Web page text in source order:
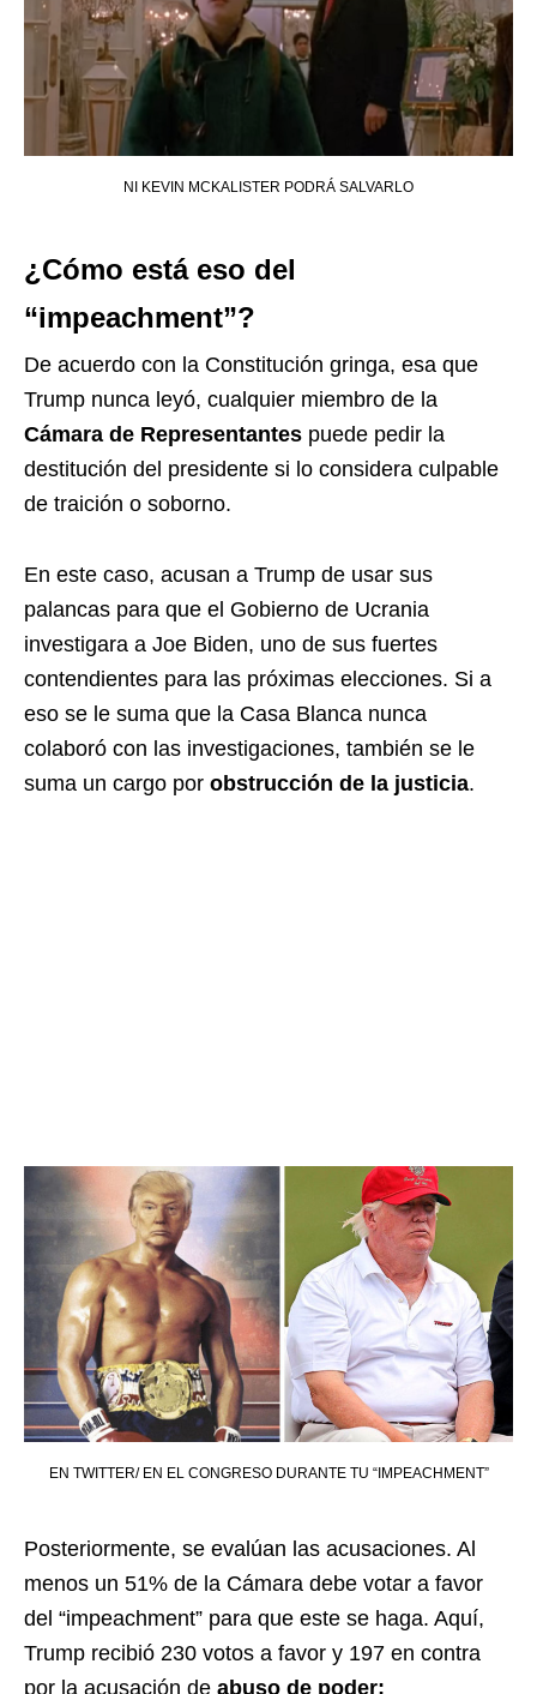
NI KEVIN MCKALISTER PODRÁ SALVARLO
¿Cómo está eso del
“impeachment”?
De acuerdo con la Constitución gringa, esa que
Trump nunca leyó, cualquier miembro de la
Cámara de Representantes puede pedir la
destitución del presidente si lo considera culpable
de traición o soborno.
En este caso, acusan a Trump de usar sus
palancas para que el Gobierno de Ucrania
investigara a Joe Biden, uno de sus fuertes
contendientes para las próximas elecciones. Si a
eso se le suma que la Casa Blanca nunca
colaboró con las investigaciones, también se le
suma un cargo por obstrucción de la justicia.
EN TWITTER/ EN EL CONGRESO DURANTE TU “IMPEACHMENT”
Posteriormente, se evalúan las acusaciones. Al
menos un 51% de la Cámara debe votar a favor
del “impeachment” para que este se haga. Aquí,
Trump recibió 230 votos a favor y 197 en contra
por la acusación de abuso de poder;